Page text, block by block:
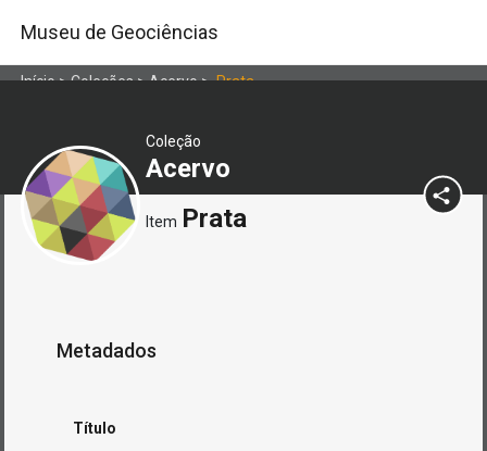
Museu de Geociências
Início>Coleções>Acervo>Prata
Coleção
Acervo
Item Prata
Metadados
Título